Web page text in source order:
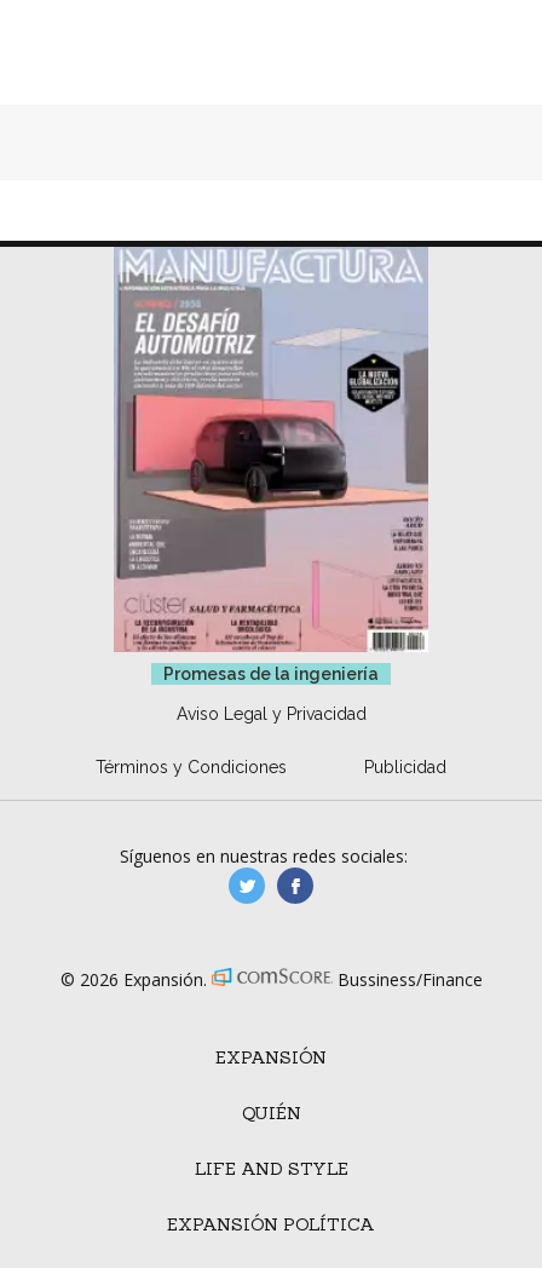
Promesas de la ingeniería
Aviso Legal y Privacidad
Términos y Condiciones Publicidad
EXPANSIÓN
QUIÉN
LIFE AND STYLE
EXPANSIÓN POLÍTICA
Síguenos en nuestras redes sociales:
manufacturaGE
© 2026 Expansión. Bussiness/Finance